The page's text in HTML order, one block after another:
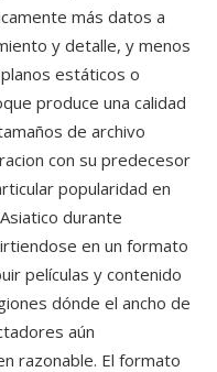
más datos a
y detalle, y menos
estáticos o
produce una calidad
de archivo
con su predecesor
popularidad en
durante
en un formato
películas y contenido
dónde el ancho de
aún
razonable. El formato